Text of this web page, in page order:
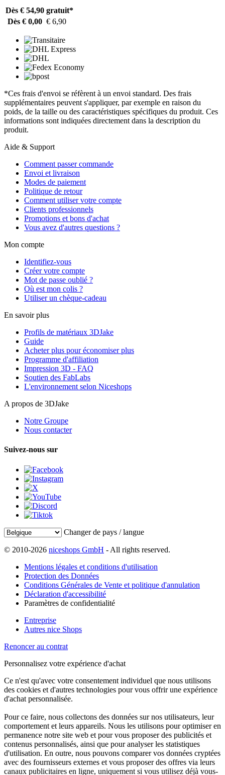
Dès € 54,90 gratuit*
Dès € 0,00 € 6,90
*Ces frais d'envoi se réfèrent à un envoi standard. Des frais
supplémentaires peuvent s'appliquer, par exemple en raison du
poids, de la taille ou des caractéristiques spécifiques du produit. Ces
informations sont indiquées directement dans la description du
produit.
Aide & Support
Comment passer commande
Envoi et livraison
Modes de paiement
Politique de retour
Comment utiliser votre compte
Clients professionnels
Promotions et bons d'achat
Vous avez d'autres questions ?
Mon compte
Identifiez-vous
Créer votre compte
Mot de passe oublié ?
Où est mon colis ?
Utiliser un chèque-cadeau
En savoir plus
Profils de matériaux 3DJake
Guide
Acheter plus pour économiser plus
Programme d'affiliation
Impression 3D - FAQ
Soutien des FabLabs
L'environnement selon Niceshops
A propos de 3DJake
Notre Groupe
Nous contacter
Suivez-nous sur
Changer de pays / langue
© 2010-2026 niceshops GmbH - All rights reserved.
Mentions légales et conditions d'utilisation
Protection des Données
Conditions Générales de Vente et politique d'annulation
Déclaration d'accessibilité
Paramètres de confidentialité
Entreprise
Autres nice Shops
Renoncer au contrat
Personnalisez votre expérience d'achat
Ce n'est qu'avec votre consentement individuel que nous utilisons
des cookies et d'autres technologies pour vous offrir une expérience
d'achat personnalisée.
Pour ce faire, nous collectons des données sur nos utilisateurs, leur
comportement et leurs appareils. Nous les utilisons pour optimiser en
permanence notre site web et pour vous proposer des publicités et
contenus personnalisés, ainsi que pour analyser les statistiques
d'utilisation. En outre, nous pouvons comparer vos données cryptées
avec des fournisseurs externes et vous proposer des offres via leurs
canaux publicitaires en ligne, uniquement si vous utilisez déjà vous-